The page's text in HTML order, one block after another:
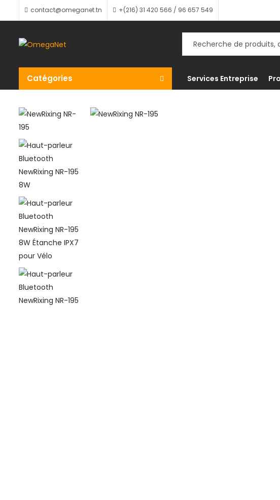
contact@omeganet.tn +(216) 31 420 566 / 96 657 549
Catégories Services Entreprise